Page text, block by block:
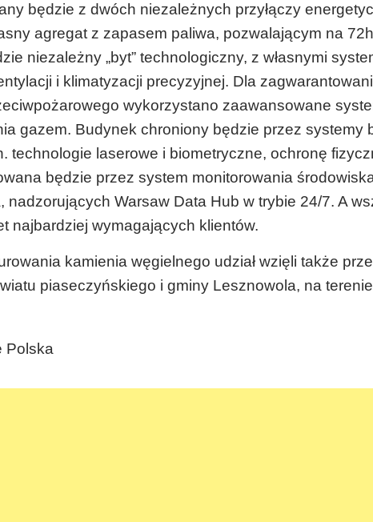
będzie z dwóch niezależnych przyłączy
agregat z zapasem paliwa, pozwalającym na
niezależny „byt” technologiczny, z własnymi
i klimatyzacji precyzyjnej. Dla
wykorzystano zaawansowane
gazem. Budynek chroniony będzie przez systemy
technologie laserowe i biometryczne, ochronę
będzie przez system monitorowania
nadzorujących Warsaw Data Hub w trybie 24/7. A
najbardziej wymagających klientów.
kamienia węgielnego udział wzięli także
piaseczyńskiego i gminy Lesznowola, na
Polska